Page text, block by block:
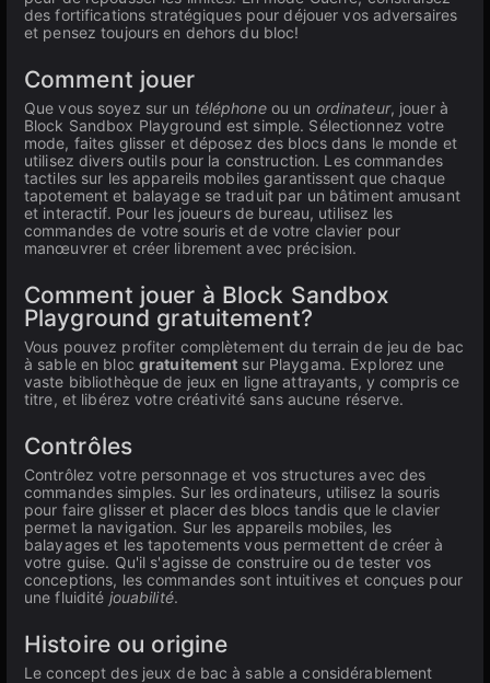
des fortifications stratégiques pour déjouer vos adversaires
et pensez toujours en dehors du bloc!
Comment jouer
Que vous soyez sur un téléphoneou un ordinateur, jouer à
Block Sandbox Playground est simple. Sélectionnez votre
mode, faites glisser et déposez des blocs dans le monde et
utilisez divers outils pour la construction. Les commandes
tactiles sur les appareils mobiles garantissent que chaque
tapotement et balayage se traduit par un bâtiment amusant
et interactif. Pour les joueurs de bureau, utilisez les
commandes de votre souris et de votre clavier pour
manœuvrer et créer librement avec précision.
Comment jouer à Block Sandbox
Playground gratuitement?
Vous pouvez profiter complètement du terrain de jeu de bac
à sable en bloc gratuitement sur Playgama. Explorez une
vaste bibliothèque de jeux en ligne attrayants, y compris ce
titre, et libérez votre créativité sans aucune réserve.
Contrôles
Contrôlez votre personnage et vos structures avec des
commandes simples. Sur les ordinateurs, utilisez la souris
pour faire glisser et placer des blocs tandis que le clavier
permet la navigation. Sur les appareils mobiles, les
balayages et les tapotements vous permettent de créer à
votre guise. Qu'il s'agisse de construire ou de tester vos
conceptions, les commandes sont intuitives et conçues pour
une fluidité jouabilité.
Histoire ou origine
Le concept des jeux de bac à sable a considérablement